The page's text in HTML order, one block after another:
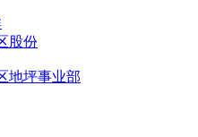
股份
地坪事业部